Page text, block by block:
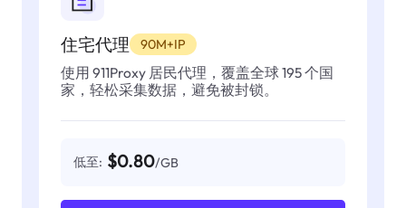
住宅代理 90M+IP
使用 911Proxy 居民代理，覆盖全球 195 个国
家，轻松采集数据，避免被封锁。
低至: $0.80/GB